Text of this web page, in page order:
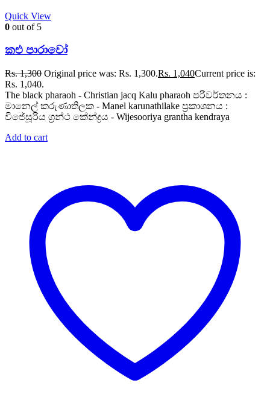
Quick View
0 out of 5
කළු පාරාවෝ
Rs.1,300 Original price was: Rs. 1,300.Rs. 1,040Current price is:
Rs. 1,040.
The black pharaoh - Christian jacq Kalu pharaoh පරිවර්තනය :
මානෙල් කරුණාතිලක - Manel karunathilake ප්‍රකාශනය :
විජේසූරිය ග්‍රන්ථ කේන්ද්‍රය - Wijesooriya grantha kendraya
Add to cart